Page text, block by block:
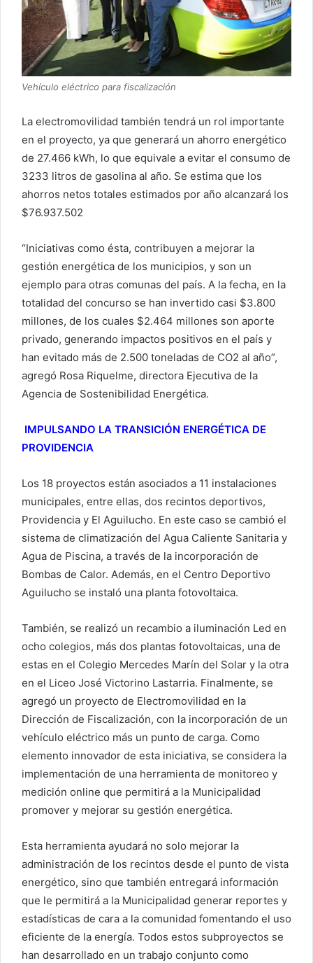
Vehículo eléctrico para fiscalización
La electromovilidad también tendrá un rol importante
en el proyecto, ya que generará un ahorro energético
de 27.466 kWh, lo que equivale a evitar el consumo de
3233 litros de gasolina al año. Se estima que los
ahorros netos totales estimados por año alcanzará los
$76.937.502
“Iniciativas como ésta, contribuyen a mejorar la
gestión energética de los municipios, y son un
ejemplo para otras comunas del país. A la fecha, en la
totalidad del concurso se han invertido casi $3.800
millones, de los cuales $2.464 millones son aporte
privado, generando impactos positivos en el país y
han evitado más de 2.500 toneladas de CO2 al año”,
agregó Rosa Riquelme, directora Ejecutiva de la
Agencia de Sostenibilidad Energética.
IMPULSANDO LA TRANSICIÓN ENERGÉTICA DE
PROVIDENCIA
Los 18 proyectos están asociados a 11 instalaciones
municipales, entre ellas, dos recintos deportivos,
Providencia y El Aguilucho. En este caso se cambió el
sistema de climatización del Agua Caliente Sanitaria y
Agua de Piscina, a través de la incorporación de
Bombas de Calor. Además, en el Centro Deportivo
Aguilucho se instaló una planta fotovoltaica.
También, se realizó un recambio a iluminación Led en
ocho colegios, más dos plantas fotovoltaicas, una de
estas en el Colegio Mercedes Marín del Solar y la otra
en el Liceo José Victorino Lastarria. Finalmente, se
agregó un proyecto de Electromovilidad en la
Dirección de Fiscalización, con la incorporación de un
vehículo eléctrico más un punto de carga. Como
elemento innovador de esta iniciativa, se considera la
implementación de una herramienta de monitoreo y
medición online que permitirá a la Municipalidad
promover y mejorar su gestión energética.
Esta herramienta ayudará no solo mejorar la
administración de los recintos desde el punto de vista
energético, sino que también entregará información
que le permitirá a la Municipalidad generar reportes y
estadísticas de cara a la comunidad fomentando el uso
eficiente de la energía. Todos estos subproyectos se
han desarrollado en un trabajo conjunto como